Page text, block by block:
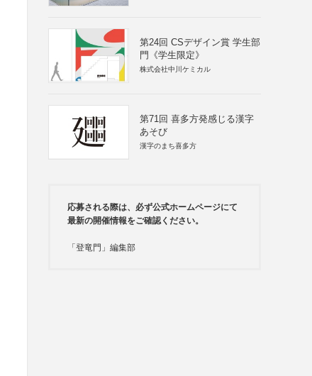
第24回 CSデザイン賞 学生部
門《学生限定》
株式会社中川ケミカル
第71回 喜多方発感じる漢字
あそび
漢字のまち喜多方
応募される際は、必ず公式ホームページにて
最新の開催情報をご確認ください。
「登竜門」編集部